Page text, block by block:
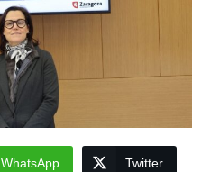
WhatsApp Twitter